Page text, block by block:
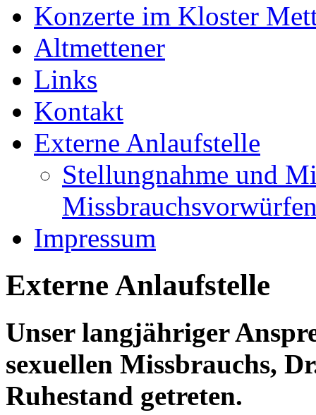
Konzerte im Kloster
Altmettener
Links
Kontakt
Externe Anlaufstelle
Stellungnahme und
Impressum
Externe Anlaufstelle
Unser langjähriger
sexuellen Missbrauchs,
Ruhestand getreten.